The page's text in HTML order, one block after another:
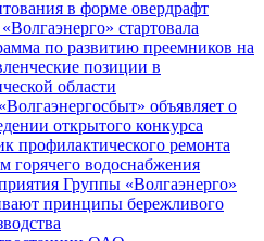
в форме овердрафт
стартовала
по развитию преемников на
позиции в
области
объявляет о
открытого конкурса
профилактического ремонта
горячего водоснабжения
Группы «Волгаэнерго»
принципы бережливого